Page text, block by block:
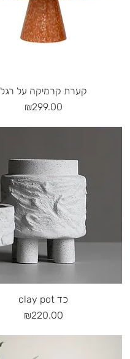
Quick View
קערת קרמיקה על רגל
Price
₪299.00
Quick View
clay pot כד
Price
₪220.00